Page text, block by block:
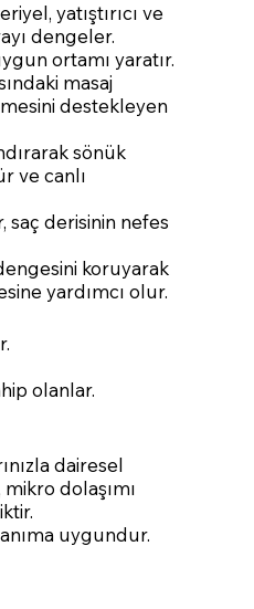
yatıştırıcı ve
dengeler.
ortamı yaratır.
masaj
destekleyen
sönük
ve canlı
saç derisinin nefes
koruyarak
yardımcı olur.
olanlar.
dairesel
dolaşımı
uygundur.